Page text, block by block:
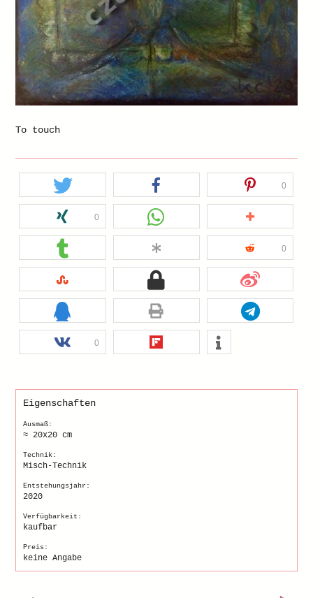
To touch
0
0
0
0
Eigenschaften
Ausmaß:
≈ 20x20 cm
Technik:
Misch-Technik
Entstehungsjahr:
2020
Verfügbarkeit:
kaufbar
Preis:
keine Angabe